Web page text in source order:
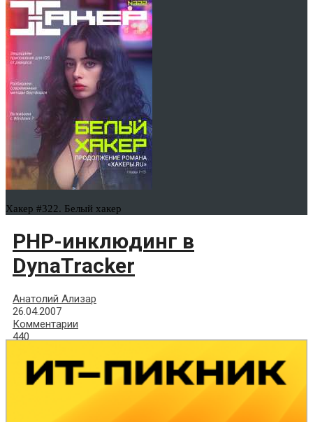
Хакер #322. Белый хакер
PHP-инклюдинг в
DynaTracker
Анатолий Ализар
26.04.2007
Комментарии
440